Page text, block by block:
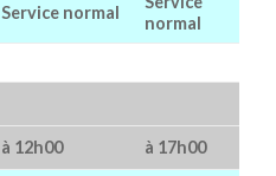
Service normal
normal
à 12h00 à 17h00